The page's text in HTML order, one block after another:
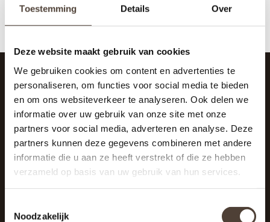
Toestemming Details Over
Deze website maakt gebruik van cookies
We gebruiken cookies om content en advertenties te
personaliseren, om functies voor social media te bieden
en om ons websiteverkeer te analyseren. Ook delen we
informatie over uw gebruik van onze site met onze
partners voor social media, adverteren en analyse. Deze
partners kunnen deze gegevens combineren met andere
informatie die u aan ze heeft verstrekt of die ze hebben
verzameld op basis van uw gebruik van hun services.
Noodzakelijk
SCHRIJF JE IN VOOR DE NIEUWSBRIEF
And stay up to date with our latest offers